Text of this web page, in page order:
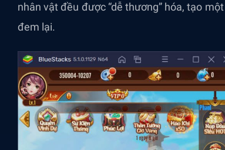
nhân vật đều được “dễ thương” hóa, tạo
đem lại.